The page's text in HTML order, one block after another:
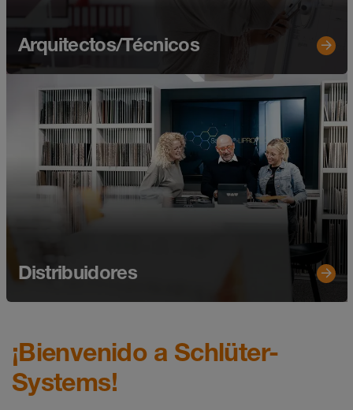
Arquitectos/Técnicos
Distribuidores
¡Bienvenido a Schlüter-
Systems!